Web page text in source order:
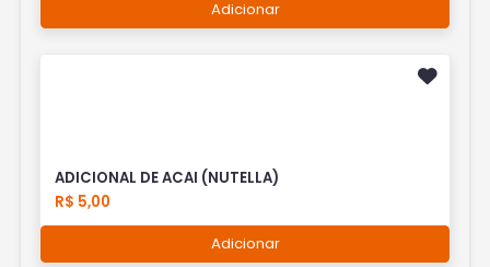
Adicionar
ADICIONAL DE ACAI (NUTELLA)
R$ 5,00
Adicionar